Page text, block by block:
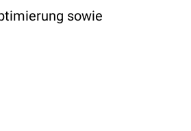
sowie